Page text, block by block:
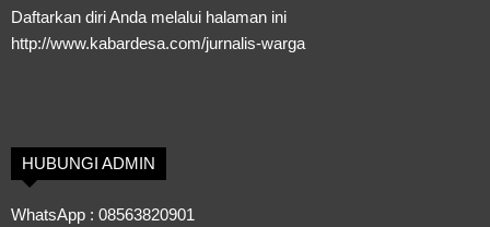
Daftarkan diri Anda melalui halaman ini
http://www.kabardesa.com/jurnalis-warga
HUBUNGI ADMIN
WhatsApp : 08563820901